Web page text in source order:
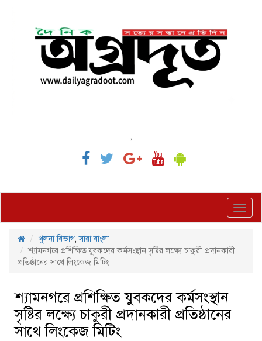
,
খুলনা বিভাগ,সারা বাংলা
শ্যামনগরে প্রশিক্ষিত যুবকদের কর্মসংস্থান সৃষ্টির লক্ষ্যে চাকুরী প্রদানকারী
প্রতিষ্ঠানের সাথে লিংকেজ মিটিং
শ্যামনগরে প্রশিক্ষিত যুবকদের কর্মসংস্থান
সৃষ্টির লক্ষ্যে চাকুরী প্রদানকারী প্রতিষ্ঠানের
সাথে লিংকেজ মিটিং